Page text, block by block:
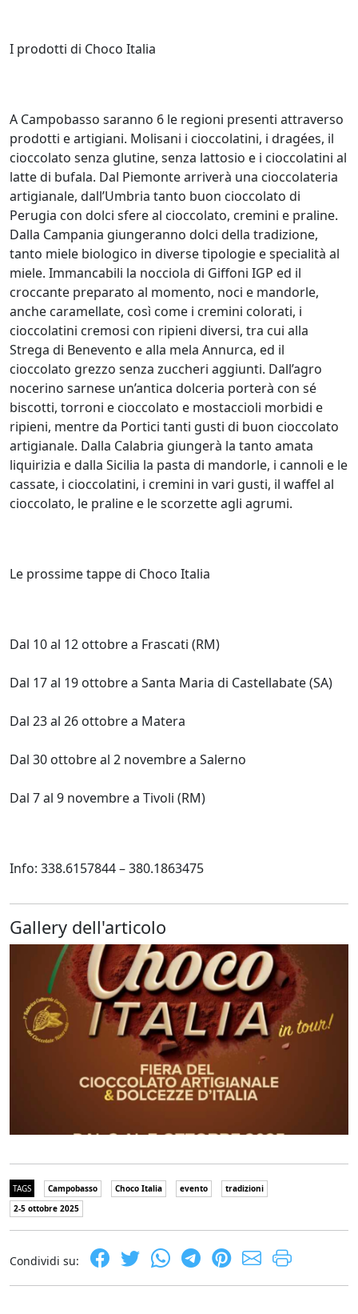
I prodotti di Choco Italia
A Campobasso saranno 6 le regioni presenti attraverso
prodotti e artigiani. Molisani i cioccolatini, i dragées, il
cioccolato senza glutine, senza lattosio e i cioccolatini al
latte di bufala. Dal Piemonte arriverà una cioccolateria
artigianale, dall’Umbria tanto buon cioccolato di
Perugia con dolci sfere al cioccolato, cremini e praline.
Dalla Campania giungeranno dolci della tradizione,
tanto miele biologico in diverse tipologie e specialità al
miele. Immancabili la nocciola di Giffoni IGP ed il
croccante preparato al momento, noci e mandorle,
anche caramellate, così come i cremini colorati, i
cioccolatini cremosi con ripieni diversi, tra cui alla
Strega di Benevento e alla mela Annurca, ed il
cioccolato grezzo senza zuccheri aggiunti. Dall’agro
nocerino sarnese un’antica dolceria porterà con sé
biscotti, torroni e cioccolato e mostaccioli morbidi e
ripieni, mentre da Portici tanti gusti di buon cioccolato
artigianale. Dalla Calabria giungerà la tanto amata
liquirizia e dalla Sicilia la pasta di mandorle, i cannoli e le
cassate, i cioccolatini, i cremini in vari gusti, il waffel al
cioccolato, le praline e le scorzette agli agrumi.
Le prossime tappe di Choco Italia
Dal 10 al 12 ottobre a Frascati (RM)
Dal 17 al 19 ottobre a Santa Maria di Castellabate (SA)
Dal 23 al 26 ottobre a Matera
Dal 30 ottobre al 2 novembre a Salerno
Dal 7 al 9 novembre a Tivoli (RM)
Info: 338.6157844 – 380.1863475
Gallery dell'articolo
TAGS Campobasso Choco Italia evento
tradizioni
2-5 ottobre 2025
Condividi su: